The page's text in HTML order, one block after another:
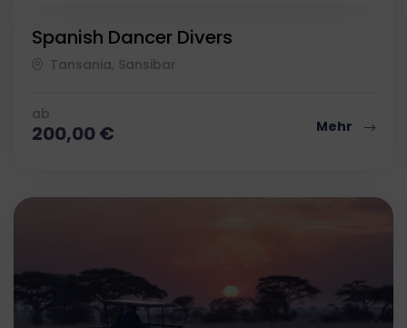
Spanish Dancer Divers
Tansania, Sansibar
ab
200,00€ Mehr